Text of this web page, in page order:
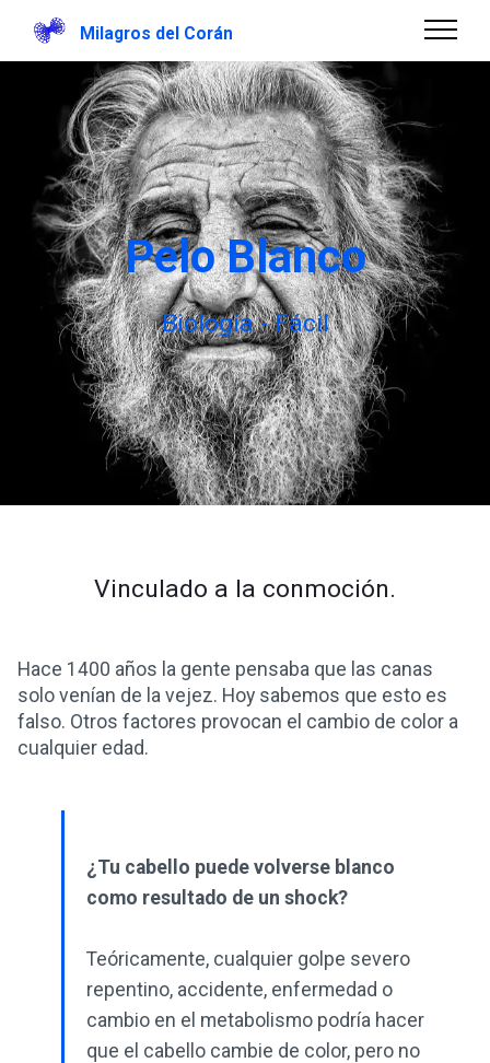
Milagros del Corán
Pelo Blanco
Biología - Fácil
Vinculado a la conmoción.
Hace 1400 años la gente pensaba que las canas
solo venían de la vejez. Hoy sabemos que esto es
falso. Otros factores provocan el cambio de color a
cualquier edad.
¿Tu cabello puede volverse blanco
como resultado de un shock?
Teóricamente, cualquier golpe severo
repentino, accidente, enfermedad o
cambio en el metabolismo podría hacer
que el cabello cambie de color, pero no